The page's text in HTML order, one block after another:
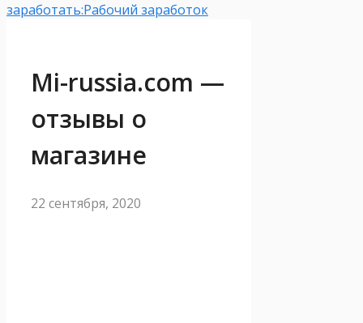
заработать:Рабочий заработок
Mi-russia.com —
отзывы о
магазине
22 сентября, 2020